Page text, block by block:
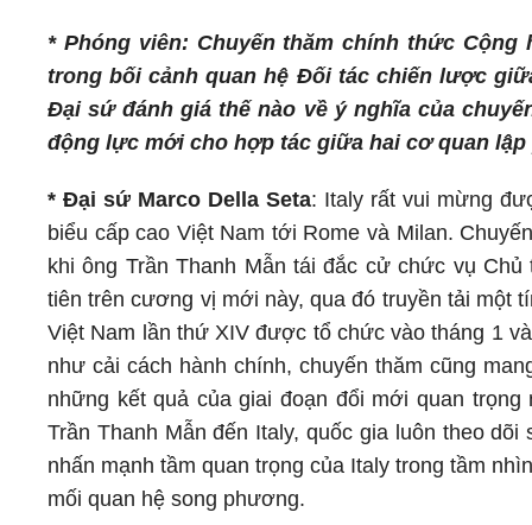
* Phóng viên: Chuyến thăm chính thức
trong bối cảnh quan hệ Đối tác chiến lược
Đại sứ đánh giá thế nào về ý nghĩa của
động lực mới cho hợp tác giữa hai cơ quan
* Đại sứ Marco Della Seta: Italy rất vui mừng
biểu cấp cao Việt Nam tới Rome và Milan.
khi ông Trần Thanh Mẫn tái đắc cử chức vụ
tiên trên cương vị mới này, qua đó truyền tải một
Việt Nam lần thứ XIV được tổ chức vào tháng 1
như cải cách hành chính, chuyến thăm cũng
những kết quả của giai đoạn đổi mới quan
Trần Thanh Mẫn đến Italy, quốc gia luôn theo
nhấn mạnh tầm quan trọng của Italy trong tầm
mối quan hệ song phương.